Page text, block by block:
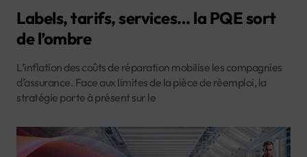
Labels, tarifs, services… la PQE sort
de l’ombre
L’inflation des coûts de réparation mobilise les compagnies
d’assurance. Face aux limites de la pièce de réemploi, la
stratégie porte à présent sur le